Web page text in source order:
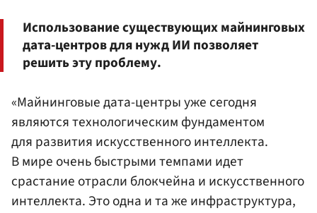
Использование существующих майнинговых
дата-центров для нужд ИИ позволяет
решить эту проблему.
«Майнинговые дата-центры уже сегодня
являются технологическим фундаментом
для развития искусственного интеллекта.
В мире очень быстрыми темпами идет
срастание отрасли блокчейна и искусственного
интеллекта. Это одна и та же инфраструктура,